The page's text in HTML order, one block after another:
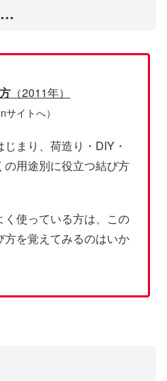
…
（2011年）
イトへ）
まり、荷造り・DIY・
用途別に役立つ結び方
使っている方は、この
を覚えてみるのはいか